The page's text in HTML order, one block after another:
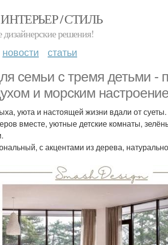
/ СТИЛЬ
дизайнерские решения!
новости статьи
семьи с тремя детьми -
и морским
уюта и настоящей жизни вдали от суеты.
вместе, уютные детские комнаты,
с акцентами из дерева,